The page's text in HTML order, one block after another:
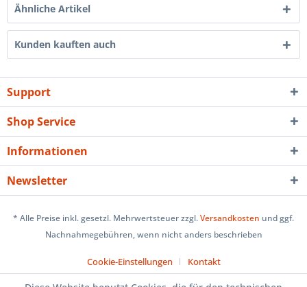
Ähnliche Artikel
Kunden kauften auch
Support
Shop Service
Informationen
Newsletter
* Alle Preise inkl. gesetzl. Mehrwertsteuer zzgl.Versandkosten und ggf.
Nachnahmegebühren, wenn nicht anders beschrieben
Cookie-Einstellungen Kontakt